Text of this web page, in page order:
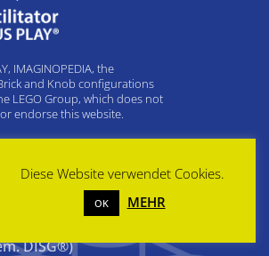
IMAGINOPEDIA, the
and Knob configurations
LEGO Group, which does not
endorse this website.
&
PLAY®
DISG®)
Diese Website verwendet Cookies.
OK MEHR